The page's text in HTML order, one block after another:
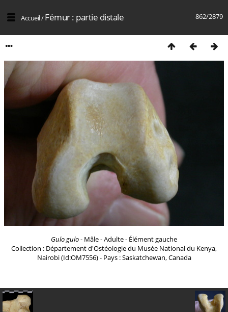
862/2879
Accueil/Fémur : partie distale
Gulo gulo- Mâle - Adulte - Élément gauche
Collection : Département d'Ostéologie du Musée National du Kenya,
Nairobi (Id:OM7556) - Pays : Saskatchewan, Canada